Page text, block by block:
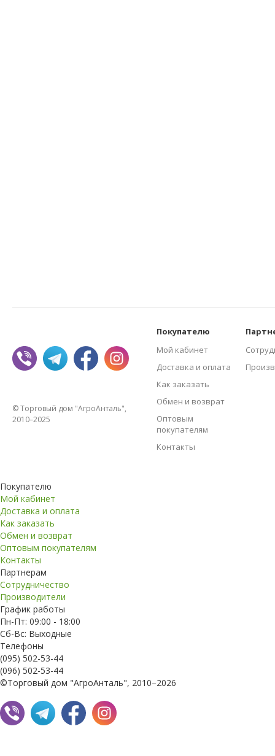
© Торговый дом "АгроАнталь",
2010–2025
Покупателю
Мой кабинет
Доставка и оплата
Как заказать
Обмен и возврат
Оптовым
покупателям
Контакты
Покупателю
Мой кабинет
Доставка и оплата
Как заказать
Обмен и возврат
Оптовым покупателям
Контакты
Партнерам
Сотрудничество
Производители
График работы
Пн-Пт: 09:00 - 18:00
Сб-Вс: Выходные
Телефоны
(095) 502-53-44
(096) 502-53-44
©Торговый дом "АгроАнталь", 2010–2026